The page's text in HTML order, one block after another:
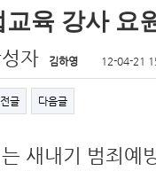
교육 강사 요
자 김하영 12-04-21
글 다음글
새내기 범죄예